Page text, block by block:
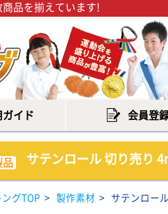
品を揃えています!
ガイド 会員登
サテンロール 切り売り
グTOP > 製作素材 > サテンロー